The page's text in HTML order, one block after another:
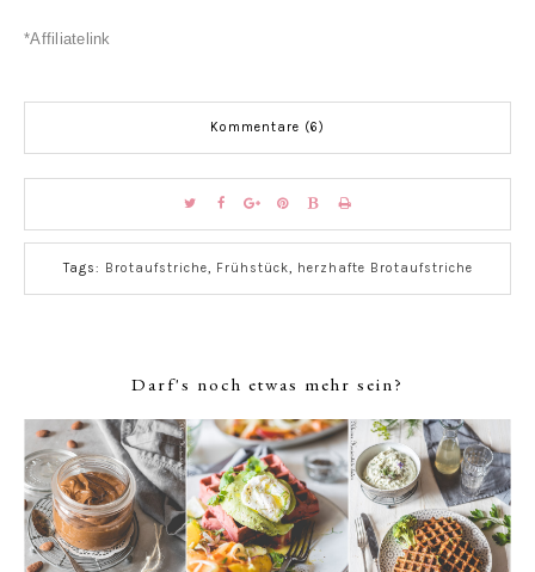
*Affiliatelink
Kommentare (6)
Tags: Brotaufstriche, Frühstück, herzhafte Brotaufstriche
Darf's noch etwas mehr sein?